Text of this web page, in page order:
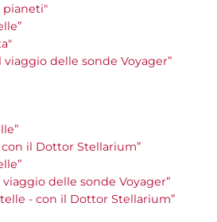
pianeti"
viaggio delle sonde Voyager”
con il Dottor Stellarium”
delle sonde Voyager”
- con il Dottor Stellarium”